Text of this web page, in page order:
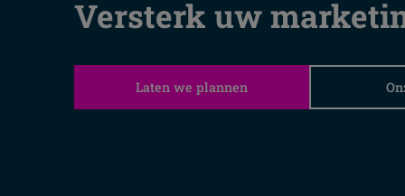
Versterk uw
Laten we plannen